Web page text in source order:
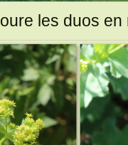
les duos en